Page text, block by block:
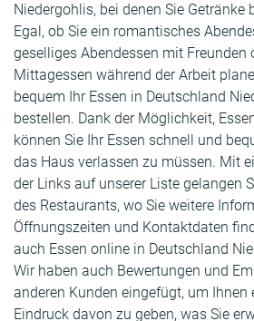
Niedergohlis, bei denen Sie Getränke
Egal, ob Sie ein romantisches
geselliges Abendessen mit Freunden
Mittagessen während der Arbeit
bequem Ihr Essen in Deutschland
bestellen. Dank der Möglichkeit,
können Sie Ihr Essen schnell und
das Haus verlassen zu müssen. Mit
der Links auf unserer Liste gelangen
des Restaurants, wo Sie weitere
Öffnungszeiten und Kontaktdaten
auch Essen online in Deutschland
Wir haben auch Bewertungen und
anderen Kunden eingefügt, um Ihnen
Eindruck davon zu geben, was Sie